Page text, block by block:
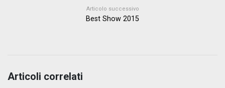
Articolo successivo
Best Show 2015
Articoli correlati